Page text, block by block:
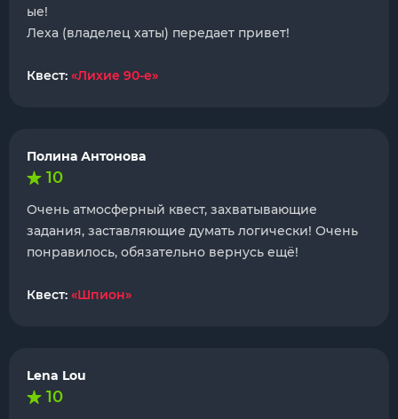
ые!
Леха (владелец хаты) передает привет!
Квест: «Лихие 90-е»
Полина Антонова
10
Очень атмосферный квест, захватывающие
задания, заставляющие думать логически! Очень
понравилось, обязательно вернусь ещё!
Квест: «Шпион»
Lena Lou
10